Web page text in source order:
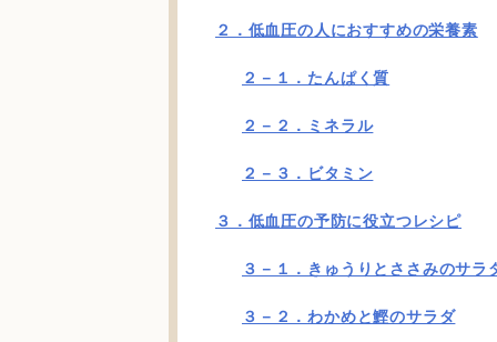
２．低血圧の人におすすめの栄養素
２－１．たんぱく質
２－２．ミネラル
２－３．ビタミン
３．低血圧の予防に役立つレシピ
３－１．きゅうりとささみのサラ
３－２．わかめと鰹のサラダ